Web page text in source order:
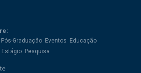
Pós-Graduação Eventos
Educação
Estágio Pesquisa